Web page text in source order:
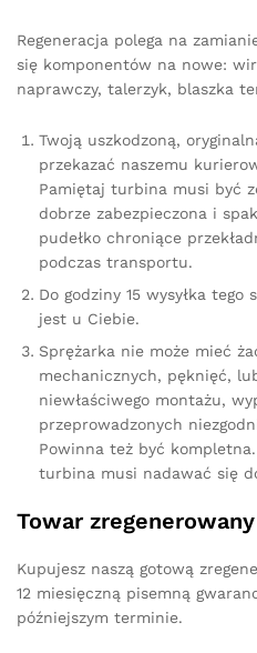
Regeneracja polega na
się komponentów na nowe:
naprawczy, talerzyk, blaszka
Twoją uszkodzoną,
przekazać naszemu
Pamiętaj turbina musi być
dobrze zabezpieczona i
pudełko chroniące
podczas transportu.
Do godziny 15 wysyłka
jest u Ciebie.
Sprężarka nie może mieć
mechanicznych, pęknięć,
niewłaściwego montażu,
przeprowadzonych
Powinna też być
turbina musi nadawać się
Towar
Kupujesz naszą gotową
12 miesięczną pisemną
późniejszym terminie.